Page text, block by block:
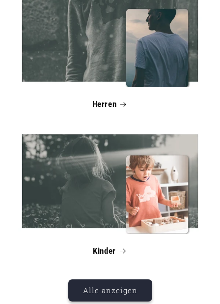
Herren
Kinder
Alle anzeigen